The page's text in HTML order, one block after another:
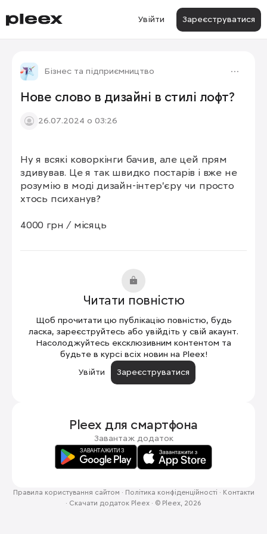
Увійти Зареєструватися
Бізнес та підприємництво
Нове слово в дизайні в стилі лофт?
26.07.2024 о 03:26
Ну я всякі коворкінги бачив, але цей прям
здивував. Це я так швидко постарів і вже не
розумію в моді дизайн-інтер’єру чи просто
хтось психанув?
4000 грн / місяць
Читати повністю
Щоб прочитати цю публікацію повністю, будь
ласка, зареєструйтесь або увійдіть у свій акаунт.
Насолоджуйтесь ексклюзивним контентом та
будьте в курсі всіх новин на Pleex!
Увійти
Зареєструватися
Pleex для смартфона
Завантаж додаток
Правила користування сайтом · Політика конфіденційності · Контакти
· Скачати додаток Pleex · © Pleex, 2026